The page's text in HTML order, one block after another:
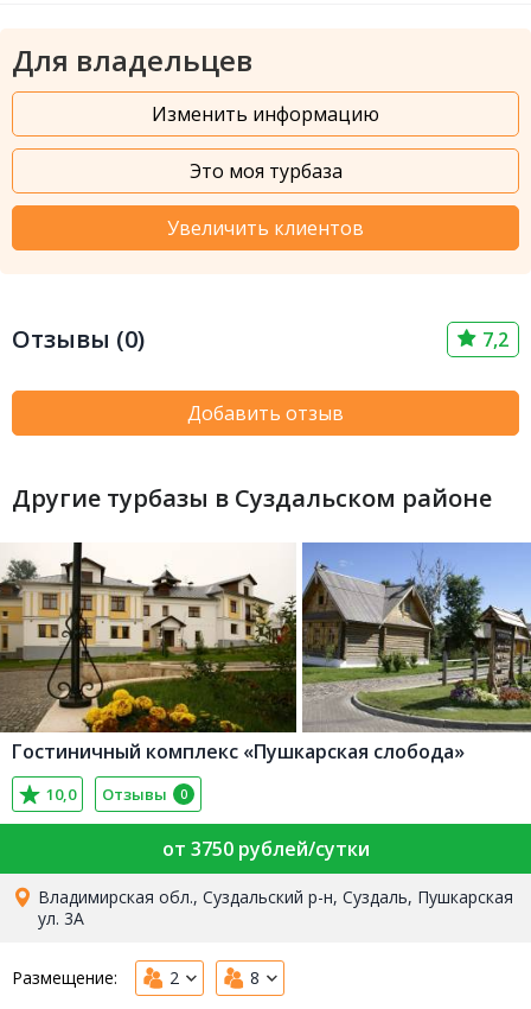
Для владельцев
Изменить информацию
Это моя турбаза
Увеличить клиентов
Отзывы (0) 7,2
Добавить отзыв
Другие турбазы в Суздальском районе
Гостиничный комплекс «Пушкарская слобода»
10,0 Отзывы 0
от 3750 рублей/сутки
Владимирская обл., Суздальский р-н, Суздаль, Пушкарская
ул. 3А
Размещение: 2 8